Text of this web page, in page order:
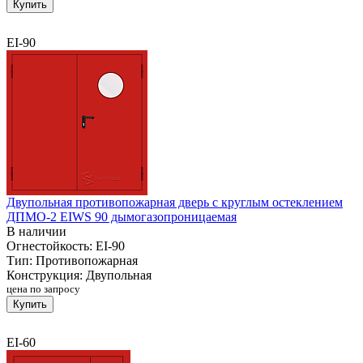
Купить
EI-90
Двупольная противопожарная дверь с круглым остеклением
ДПМО-2 EIWS 90 дымогазопроницаемая
В наличии
Огнестойкость: EI-90
Тип: Противопожарная
Конструкция: Двупольная
цена по запросу
Купить
EI-60